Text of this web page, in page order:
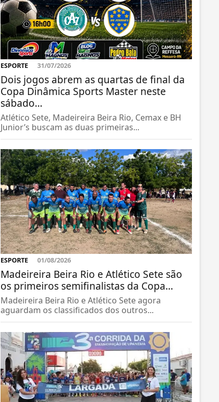
ESPORTE 31/07/2026
Dois jogos abrem as quartas de final da
Copa Dinâmica Sports Master neste
sábado...
Atlético Sete, Madeireira Beira Rio, Cemax e BH
Junior’s buscam as duas primeiras...
ESPORTE 01/08/2026
Madeireira Beira Rio e Atlético Sete são
os primeiros semifinalistas da Copa...
Madeireira Beira Rio e Atlético Sete agora
aguardam os classificados dos outros...